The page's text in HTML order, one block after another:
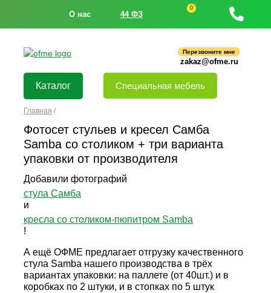
О нас 44 ФЗ
0
Перезвоните мне
zakaz@ofme.ru
Каталог Специальная мебель
Главная /
Фотосет стульев и кресел Самба
Samba со столиком + три варианта
упаковки от производителя
Добавили фотографий
стула Самба
и
кресла со столиком-пюпитром Samba
!
А ещё ОФМЕ предлагает отгрузку качественного
стула Samba нашего производства в трёх
вариантах упаковки: на паллете (от 40шт.) и в
коробках по 2 штуки, и в стопках по 5 штук